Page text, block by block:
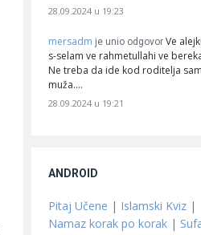
28.09.2024 u 19:23
mersadm je unio odgovor Ve
s-selam ve rahmetullahi ve
Ne treba da ide kod roditelja
muža.…
28.09.2024 u 19:21
ANDROID
Pitaj Učene | Islamski Kviz |
Namaz korak po korak |